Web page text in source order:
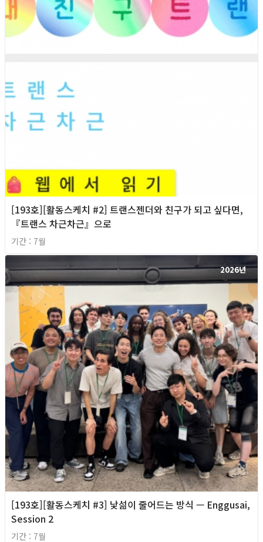
[193호][활동스케치 #2] 트랜스젠더와 친구가 되고 싶다면,
『트랜스 차근차근』으로
기간 : 7월
2026년
[193호][활동스케치 #3] 낯섦이 줄어드는 방식 — Enggusai,
Session 2
기간 : 7월